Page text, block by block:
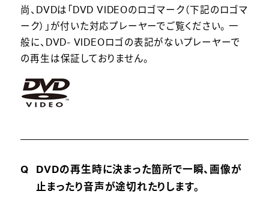
尚、DVDは「DVD VIDEOのロゴマーク（下記のロゴマ
ーク）」が付いた対応プレーヤーでご覧ください。 一
般に、DVD- VIDEOロゴの表記がないプレーヤーで
の再生は保証しておりません。
DVDの再生時に決まった箇所で一瞬、画像が
止まったり音声が途切れたりします。